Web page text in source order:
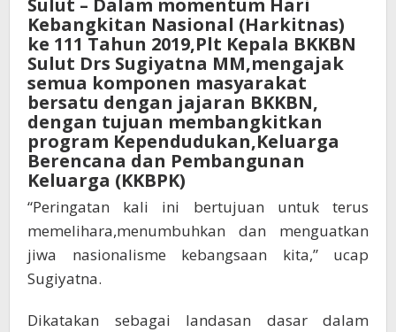
Bangkitkan
Program
KKBPK
Sulut – Dalam momentum Hari
Kebangkitan Nasional (Harkitnas)
ke 111 Tahun 2019,Plt Kepala BKKBN
Sulut Drs Sugiyatna MM,mengajak
semua komponen masyarakat
bersatu dengan jajaran BKKBN,
dengan tujuan membangkitkan
program Kependudukan,Keluarga
Berencana dan Pembangunan
Keluarga (KKBPK)
“Peringatan kali ini bertujuan untuk terus
memelihara,menumbuhkan dan menguatkan
jiwa nasionalisme kebangsaan kita,” ucap
Sugiyatna.
Dikatakan sebagai landasan dasar dalam